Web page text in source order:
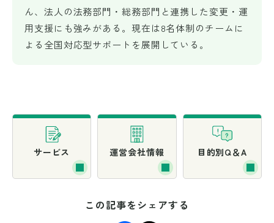
ん、法人の法務部門・総務部門と連携した変更・運
用支援にも強みがある。現在は8名体制のチームに
よる全国対応型サポートを展開している。
サービス 運営会社情報 目的別Q＆A
この記事をシェアする